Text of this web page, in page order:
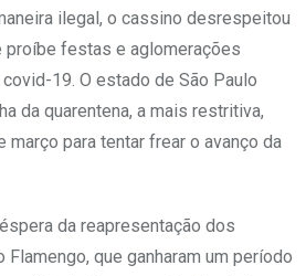
ilegal, o cassino desrespeitou
proíbe festas e aglomerações
19. O estado de São Paulo
da quarentena, a mais restritiva,
para tentar frear o avanço da
da reapresentação dos
que ganharam um período